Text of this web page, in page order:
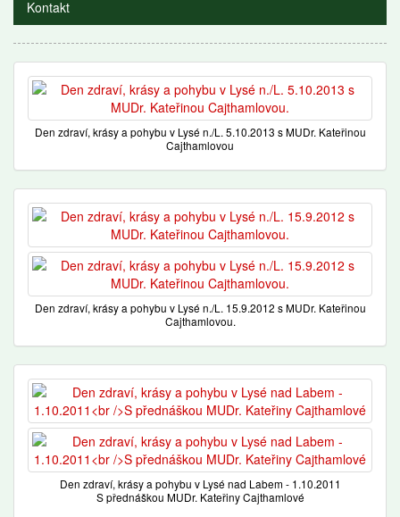
Kontakt
Den zdraví, krásy a pohybu v Lysé n./L. 5.10.2013 s MUDr. Kateřinou
Cajthamlovou
Den zdraví, krásy a pohybu v Lysé n./L. 15.9.2012 s MUDr. Kateřinou
Cajthamlovou.
Den zdraví, krásy a pohybu v Lysé nad Labem - 1.10.2011
S přednáškou MUDr. Kateřiny Cajthamlové